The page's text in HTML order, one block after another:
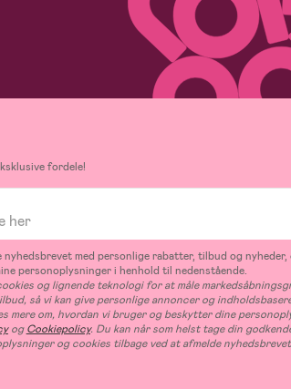
fordele!
med personlige rabatter, tilbud og nyheder,
personoplysninger i henhold til nedenstående.
og lignende teknologi for at måle
så vi kan give personlige annoncer og
mere om, hvordan vi bruger og beskytter dine
ogCookiepolicy. Du kan når som helst tage din
og cookies tilbage ved at afmelde